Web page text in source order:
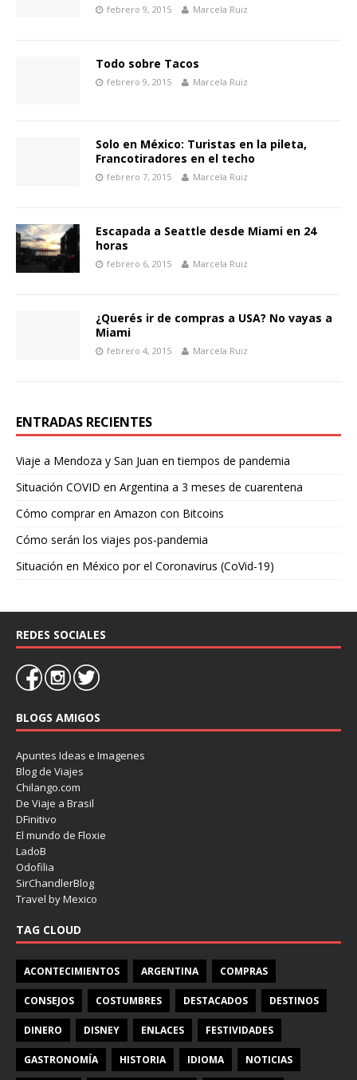
febrero 9, 2015 Marcela Ruiz
Todo sobre Tacos
febrero 9, 2015 Marcela Ruiz
Solo en México: Turistas en la pileta,
Francotiradores en el techo
febrero 7, 2015 Marcela Ruiz
Escapada a Seattle desde Miami en 24
horas
febrero 6, 2015 Marcela Ruiz
¿Querés ir de compras a USA? No vayas a
Miami
febrero 4, 2015 Marcela Ruiz
ENTRADAS RECIENTES
Viaje a Mendoza y San Juan en tiempos de pandemia
Situación COVID en Argentina a 3 meses de cuarentena
Cómo comprar en Amazon con Bitcoins
Cómo serán los viajes pos-pandemia
Situación en México por el Coronavirus (CoVid-19)
REDES SOCIALES
BLOGS AMIGOS
Apuntes Ideas e Imagenes
Blog de Viajes
Chilango.com
De Viaje a Brasil
DFinitivo
El mundo de Floxie
LadoB
Odofilia
SirChandlerBlog
Travel by Mexico
TAG CLOUD
ACONTECIMIENTOS ARGENTINA COMPRAS
CONSEJOS COSTUMBRES DESTACADOS DESTINOS
DINERO DISNEY ENLACES FESTIVIDADES
GASTRONOMÍA HISTORIA IDIOMA NOTICIAS